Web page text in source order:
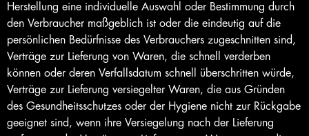
Herstellung eine individuelle Auswahl oder Bestimmung durch
den Verbraucher maßgeblich ist oder die eindeutig auf die
persönlichen Bedürfnisse des Verbrauchers zugeschnitten sind,
Verträge zur Lieferung von Waren, die schnell verderben
können oder deren Verfallsdatum schnell überschritten würde,
Verträge zur Lieferung versiegelter Waren, die aus Gründen
des Gesundheitsschutzes oder der Hygiene nicht zur Rückgabe
geeignet sind, wenn ihre Versiegelung nach der Lieferung